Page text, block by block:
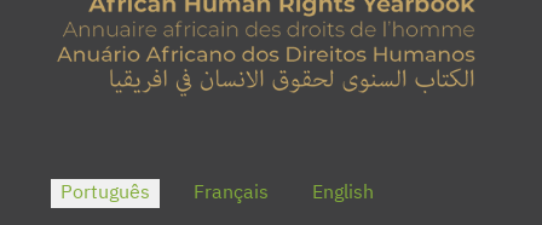
Escolha o seu idioma
Português Français English